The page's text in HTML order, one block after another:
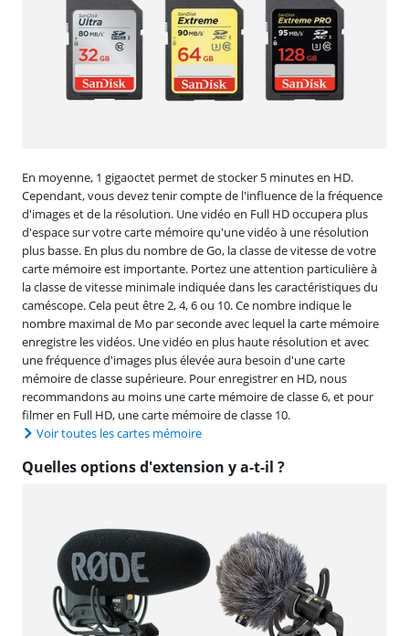
En moyenne, 1 gigaoctet permet de stocker 5 minutes en HD.
Cependant, vous devez tenir compte de l'influence de la fréquence
d'images et de la résolution. Une vidéo en Full HD occupera plus
d'espace sur votre carte mémoire qu'une vidéo à une résolution
plus basse. En plus du nombre de Go, la classe de vitesse de votre
carte mémoire est importante. Portez une attention particulière à
la classe de vitesse minimale indiquée dans les caractéristiques du
caméscope. Cela peut être 2, 4, 6 ou 10. Ce nombre indique le
nombre maximal de Mo par seconde avec lequel la carte mémoire
enregistre les vidéos. Une vidéo en plus haute résolution et avec
une fréquence d'images plus élevée aura besoin d'une carte
mémoire de classe supérieure. Pour enregistrer en HD, nous
recommandons au moins une carte mémoire de classe 6, et pour
filmer en Full HD, une carte mémoire de classe 10.
Voir toutes les cartes mémoire
Quelles options d'extension y a-t-il ?